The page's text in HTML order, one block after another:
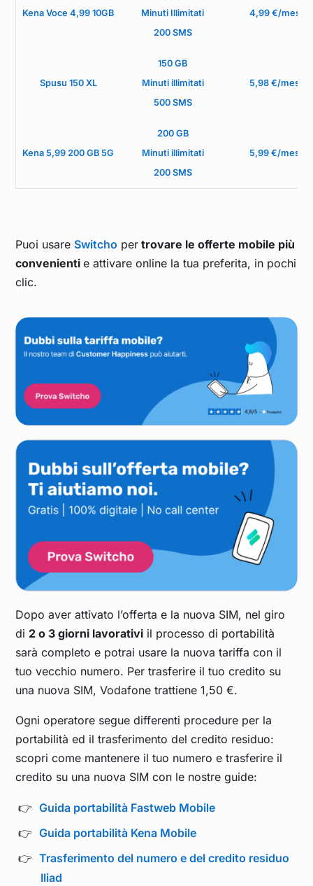
Kena Voce 4,99 10GB
Minuti Illimitati
200 SMS
4,99 €/mese
Spusu 150 XL
150 GB
Minuti illimitati
500 SMS
5,98 €/mese
Kena 5,99 200 GB 5G
200 GB
Minuti illimitati
200 SMS
5,99 €/mese
Puoi usare Switcho per trovare le offerte mobile più
convenientie attivare online la tua preferita, in pochi
clic.
Dopo aver attivato l’offerta e la nuova SIM, nel giro
di 2 o 3 giorni lavorativi il processo di portabilità
sarà completo e potrai usare la nuova tariffa con il
tuo vecchio numero. Per trasferire il tuo credito su
una nuova SIM, Vodafone trattiene 1,50 €.
Ogni operatore segue differenti procedure per la
portabilità ed il trasferimento del credito residuo:
scopri come mantenere il tuo numero e trasferire il
credito su una nuova SIM con le nostre guide:
Guida portabilità Fastweb Mobile
Guida portabilità Kena Mobile
Trasferimento del numero e del credito residuo
Iliad